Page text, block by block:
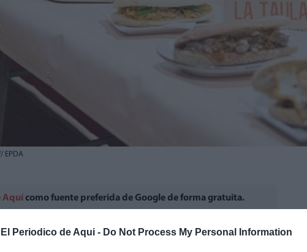
El Periodico de Aqui - Do Not Process My Personal Information
EPDA
Aquí como fuente preferida de Google de forma gratuita.
vuelve a ser protagonista este verano en